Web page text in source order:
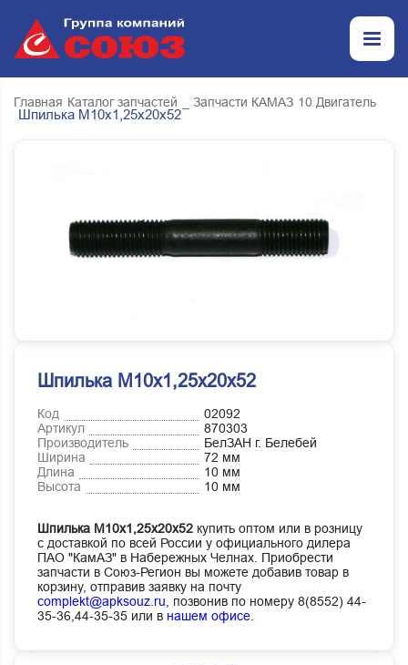
Главная Каталог запчастей _ Запчасти КАМАЗ 10 Двигатель
Шпилька М10х1,25х20х52
Шпилька М10х1,25х20х52
Код
02092
Артикул
870303
Производитель
БелЗАН г. Белебей
Ширина
72 мм
Длина
10 мм
Высота
10 мм
Шпилька М10х1,25х20х52 купить оптом или в розницу
с доставкой по всей России у официального дилера
ПАО "КамАЗ" в Набережных Челнах. Приобрести
запчасти в Союз-Регион вы можете добавив товар в
корзину, отправив заявку на почту
complekt@apksouz.ru,
позвонив по номеру 8(8552) 44-
35-36,44-35-35 или в нашем офисе